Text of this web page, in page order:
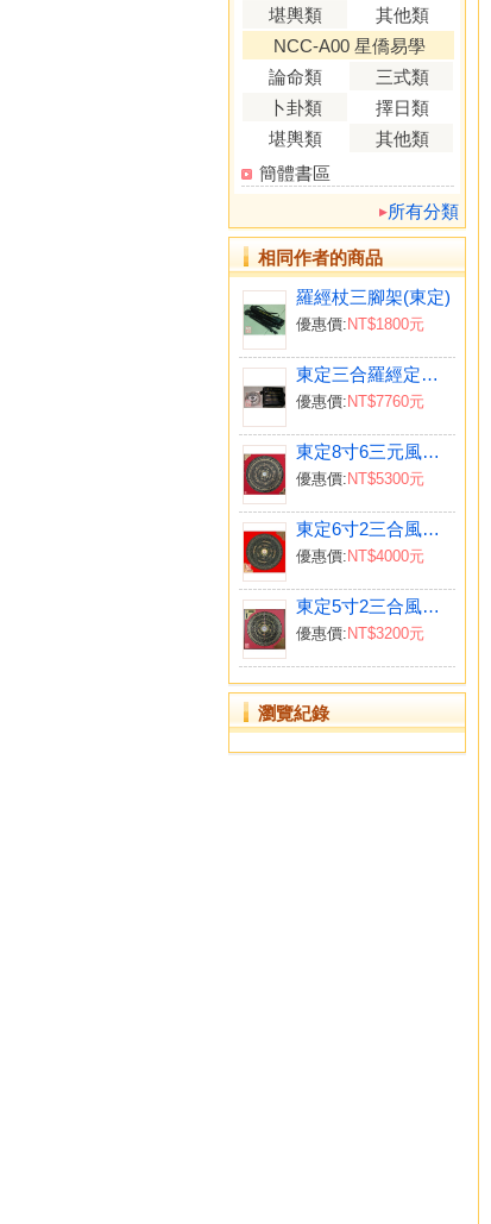
堪輿類
其他類
NCC-A00 星僑易學
論命類
三式類
卜卦類
擇日類
堪輿類
其他類
簡體書區
所有分類
相同作者的商品
羅經杖三腳架(東定)
優惠價: NT$1800元
東定三合羅經定位儀
優惠價: NT$7760元
東定8寸6三元風水羅經盤
優惠價: NT$5300元
東定6寸2三合風水羅經盤
優惠價: NT$4000元
東定5寸2三合風水羅經盤
優惠價: NT$3200元
瀏覽紀錄